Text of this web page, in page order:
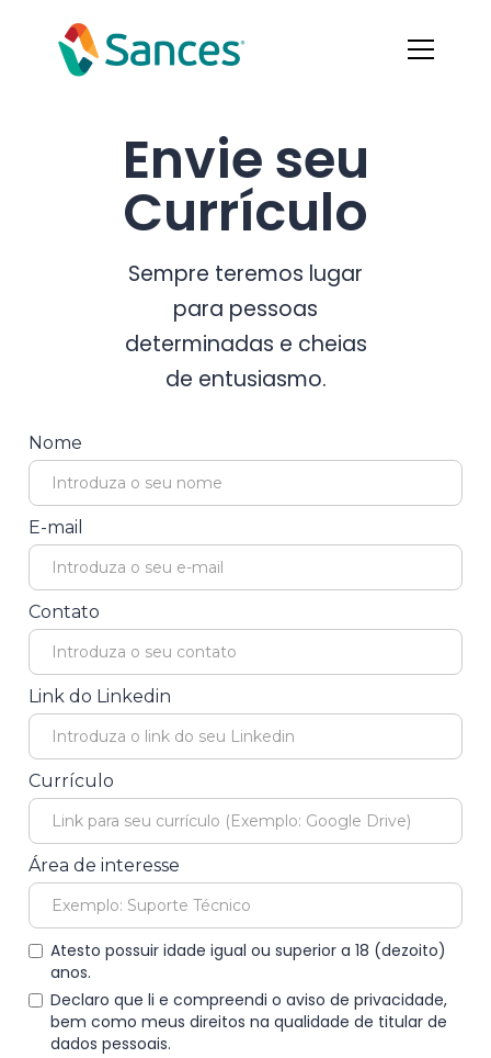
Envie seu
Currículo
Sempre teremos lugar
para pessoas
determinadas e cheias
de entusiasmo.
Nome
E-mail
Contato
Link do Linkedin
Currículo
Área de interesse
Atesto possuir idade igual ou superior a 18 (dezoito)
anos.
Declaro que li e compreendi o aviso de privacidade,
bem como meus direitos na qualidade de titular de
dados pessoais.